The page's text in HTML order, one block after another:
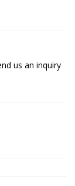
us an inquiry